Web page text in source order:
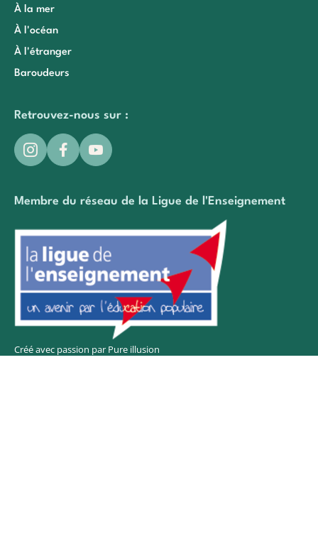
À la mer
À l'océan
À l'étranger
Baroudeurs
Retrouvez-nous sur :
Membre du réseau de la Ligue de l'Enseignement
Créé avec passion par Pure illusion